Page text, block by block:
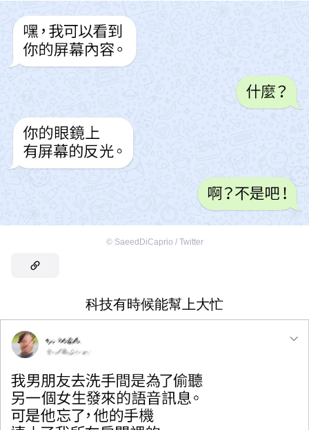
© SaeedDiCaprio / Twitter
科技有時候能幫上大忙